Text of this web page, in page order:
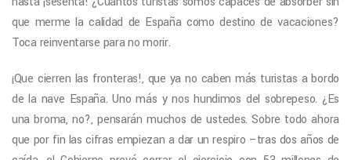
que merme la calidad de España como destino de vacaciones?
Toca reinventarse para no morir.
¡Que cierren las fronteras!, que ya no caben más turistas a bordo
de la nave España. Uno más y nos hundimos del sobrepeso. ¿Es
una broma, no?, pensarán muchos de ustedes. Sobre todo ahora
que por fin las cifras empiezan a dar un respiro –tras dos años de